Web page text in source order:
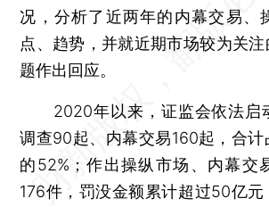
况，分析了近两年的内幕交易、
点、趋势，并就近期市场较为关
题作出回应。
2020年以来，证监会依法启
调查90起、内幕交易160起，合
的52%；作出操纵市场、内幕交
176件，罚没金额累计超过50亿